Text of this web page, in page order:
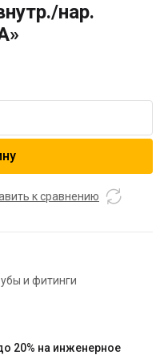
нар.
к сравнению
и фитинги
20% на инженерное